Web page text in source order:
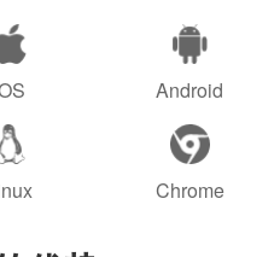
Android
Chrome